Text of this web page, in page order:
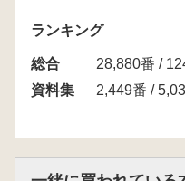
ランキング
総合
28,880番 /
資料集
2,449番 /